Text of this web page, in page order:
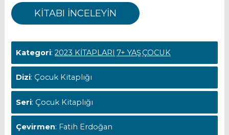
KİTABI İNCELEYİN
Kategori:2023 KİTAPLARI 7+ YAŞÇOCUK
Dizi: Çocuk Kitaplığı
Seri: Çocuk Kitaplığı
Çevirmen: Fatih Erdoğan